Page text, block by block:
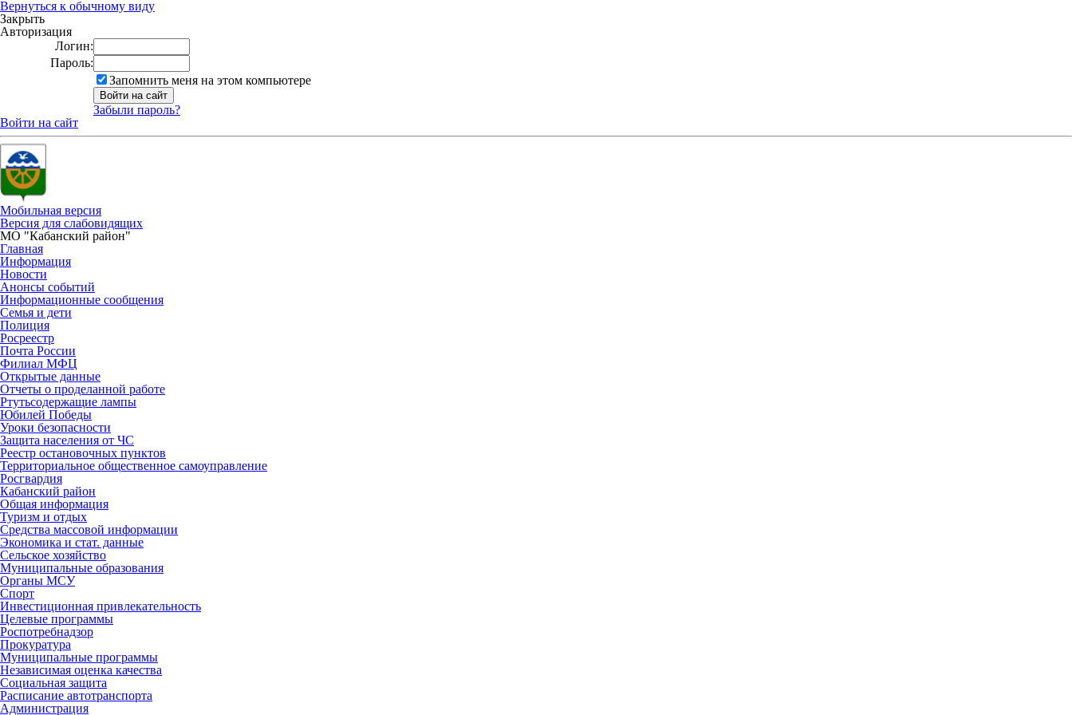
Вернуться к обычному виду
Закрыть
Авторизация
Логин:
Пароль:
Запомнить меня на этом компьютере
Забыли пароль?
Войти на сайт
Мобильная версия
Версия для слабовидящих
МО "Кабанский район"
Главная
Информация
Новости
Анонсы событий
Информационные сообщения
Семья и дети
Полиция
Росреестр
Почта России
Филиал МФЦ
Открытые данные
Отчеты о проделанной работе
Ртутьсодержащие лампы
Юбилей Победы
Уроки безопасности
Защита населения от ЧС
Реестр остановочных пунктов
Территориальное общественное самоуправление
Росгвардия
Кабанский район
Общая информация
Туризм и отдых
Средства массовой информации
Экономика и стат. данные
Сельское хозяйство
Муниципальные образования
Органы МСУ
Спорт
Инвестиционная привлекательность
Целевые программы
Роспотребнадзор
Прокуратура
Муниципальные программы
Независимая оценка качества
Социальная защита
Расписание автотранспорта
Администрация